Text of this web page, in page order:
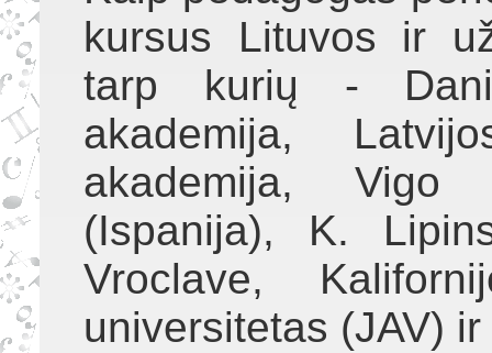
kursus Lituvos ir
tarp kurių -
akademija,
akademija, Vigo
(Ispanija), K.
Vroclave,
universitetas (JAV) ir